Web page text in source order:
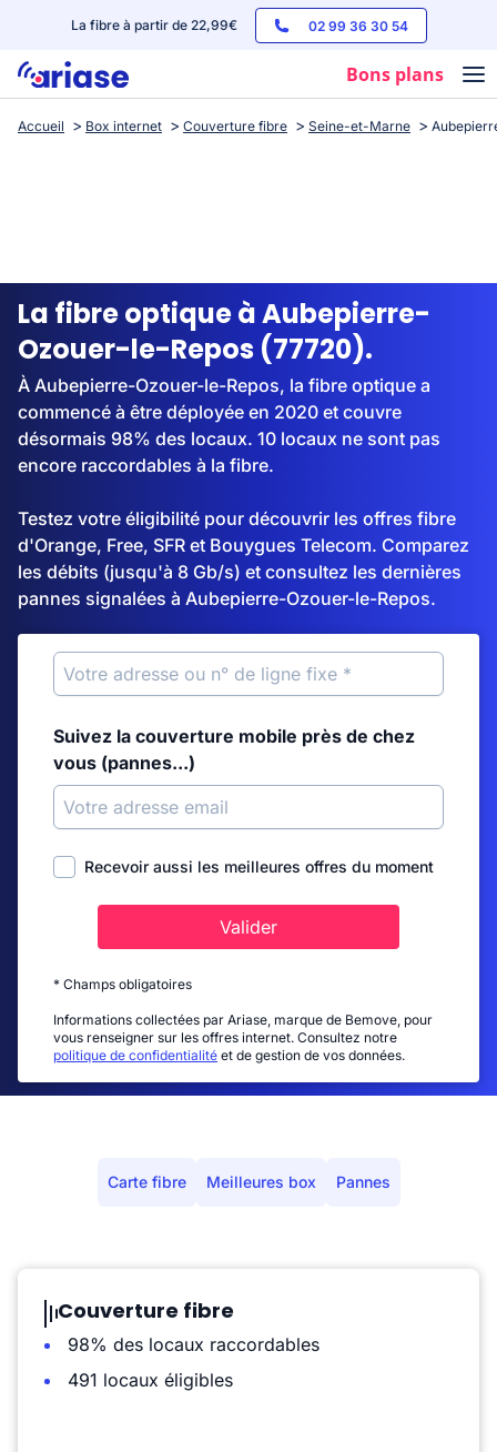
La fibre à partir de 22,99€ 02 99 36 30 54
Bons plans
Box internet
Streaming
Accueil Box internet Couverture fibre Seine-et-Marne
La fibre optique à Aubepierre-
Ozouer-le-Repos (77720).
À Aubepierre-Ozouer-le-Repos, la fibre optique a
commencé à être déployée en 2020 et couvre
désormais 98% des locaux. 10 locaux ne sont pas
encore raccordables à la fibre.
Testez votre éligibilité pour découvrir les offres fibre
d'Orange, Free, SFR et Bouygues Telecom. Comparez
les débits (jusqu'à 8 Gb/s) et consultez les dernières
pannes signalées à Aubepierre-Ozouer-le-Repos.
Suivez la couverture mobile près de chez
vous (pannes...)
Recevoir aussi les meilleures offres du moment
Valider
* Champs obligatoires
Informations collectées par Ariase, marque de Bemove, pour
vous renseigner sur les offres internet. Consultez notre
politique de confidentialité et de gestion de vos données.
Carte fibre Meilleures box Pannes
Couverture fibre
98% des locaux raccordables
491 locaux éligibles